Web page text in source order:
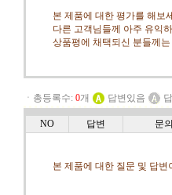
본 제품에 대한 평가를 해보
다른 고객님들께 아주 유익
상품평에 채택되신 분들께
ㆍ총등록수: 0개 답변있음
NO 답변 문
본 제품에 대한 질문 및 답